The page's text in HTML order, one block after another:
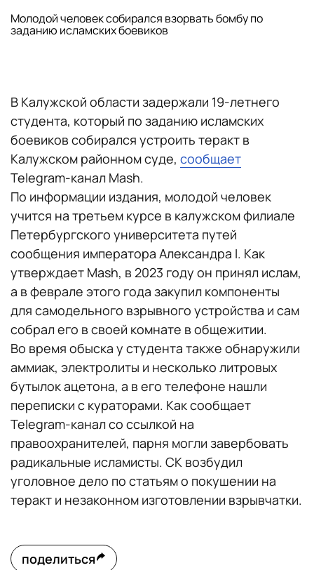
Молодой человек собирался взорвать бомбу по
заданию исламских боевиков
В Калужской области задержали 19-летнего
студента, который по заданию исламских
боевиков собирался устроить теракт в
Калужском районном суде, сообщает
Telegram-канал Mash.
По информации издания, молодой человек
учится на третьем курсе в калужском филиале
Петербургского университета путей
сообщения императора Александра I. Как
утверждает Mash, в 2023 году он принял ислам,
а в феврале этого года закупил компоненты
для самодельного взрывного устройства и сам
собрал его в своей комнате в общежитии.
Во время обыска у студента также обнаружили
аммиак, электролиты и несколько литровых
бутылок ацетона, а в его телефоне нашли
переписки с кураторами. Как сообщает
Telegram-канал со ссылкой на
правоохранителей, парня могли завербовать
радикальные исламисты. СК возбудил
уголовное дело по статьям о покушении на
теракт и незаконном изготовлении взрывчатки.
поделиться